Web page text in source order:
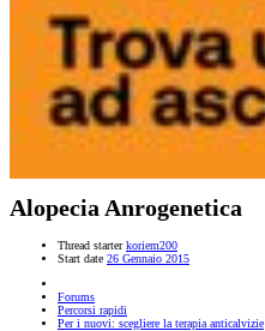
Alopecia Anrogenetica
Thread starter koriem200
Start date 26 Gennaio 2015
Forums
Percorsi rapidi
Per i nuovi: scegliere la terapia anticalvizie